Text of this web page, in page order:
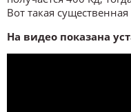
Вот такая
На видео показана